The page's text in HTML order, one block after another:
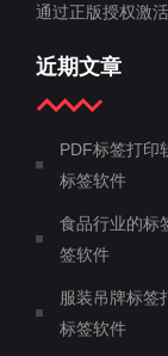
通过正版授权激活
近期文章
PDF标签打印
标签软件
食品行业的标
签软件
服装吊牌标签
标签软件